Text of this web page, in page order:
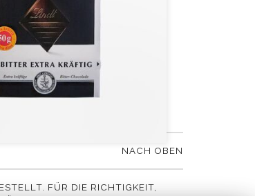
NACH OBEN
FÜR DIE RICHTIGKEIT,